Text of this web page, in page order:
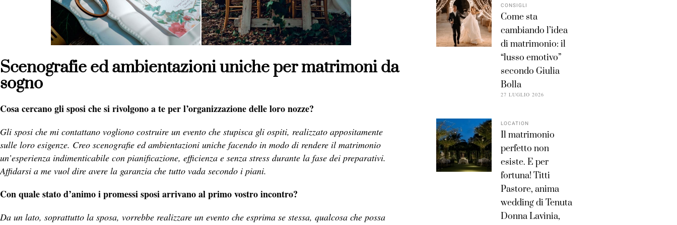
Scenografie ed ambientazioni uniche per matrimoni da
sogno
Cosa cercano gli sposi che si rivolgono a te per l’organizzazione delle loro nozze?
Gli sposi che mi contattano vogliono costruire un evento che stupisca gli ospiti, realizzato appositamente
sulle loro esigenze. Creo scenografie ed ambientazioni uniche facendo in modo di rendere il matrimonio
un’esperienza indimenticabile con pianificazione, efficienza e senza stress durante la fase dei preparativi.
Affidarsi a me vuol dire avere la garanzia che tutto vada secondo i piani.
Con quale stato d’animo i promessi sposi arrivano al primo vostro incontro?
Da un lato, soprattutto la sposa, vorrebbe realizzare un evento che esprima se stessa, qualcosa che possa
CONSIGLI
Come sta
cambiando l’idea
di matrimonio: il
“lusso emotivo”
secondo Giulia
Bolla
27 LUGLIO 2026
LOCATION
Il matrimonio
perfetto non
esiste. E per
fortuna! Titti
Pastore, anima
wedding di Tenuta
Donna Lavinia,